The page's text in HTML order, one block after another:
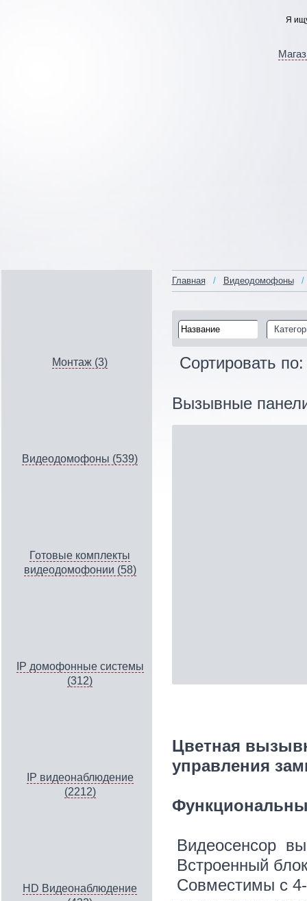
Монтаж (3)
Видеодомофоны (539)
Готовые комплекты
видеодомофонии (58)
IP домофонные системы
(312)
IP видеонаблюдение
(2212)
HD Видеонаблюдение
Главная / Видеодомофоны /
Сортировать
Вызывные
Цветная
управления
Видеосенсор
Встроенный
Совместимы с